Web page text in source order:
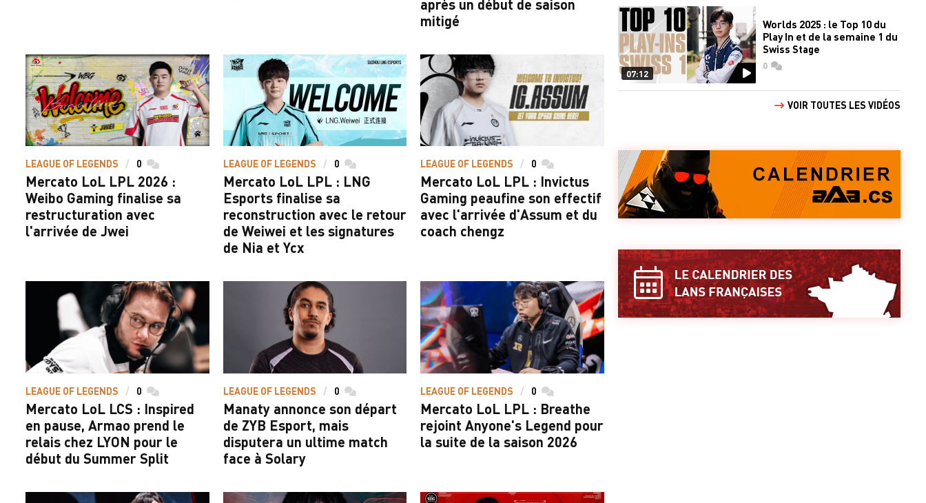
après un début de saison
mitigé
LEAGUE OF LEGENDS 0 commentaires
Mercato LoL LPL 2026 :
Weibo Gaming finalise sa
restructuration avec
l'arrivée de Jwei
LEAGUE OF LEGENDS 0 commentaires
Mercato LoL LPL : LNG
Esports finalise sa
reconstruction avec le retour
de Weiwei et les signatures
de Nia et Ycx
LEAGUE OF LEGENDS 0 commentaires
Mercato LoL LPL : Invictus
Gaming peaufine son effectif
avec l'arrivée d'Assum et du
coach chengz
LEAGUE OF LEGENDS 0 commentaires
Mercato LoL LCS : Inspired
en pause, Armao prend le
relais chez LYON pour le
début du Summer Split
LEAGUE OF LEGENDS 0 commentaires
Manaty annonce son départ
de ZYB Esport, mais
disputera un ultime match
face à Solary
LEAGUE OF LEGENDS 0 commentaires
Mercato LoL LPL : Breathe
rejoint Anyone's Legend pour
la suite de la saison 2026
07:12
Worlds 2025 : le Top 10 du
Play In et de la semaine 1 du
Swiss Stage
0commentaires
VOIR TOUTES LES VIDÉOS